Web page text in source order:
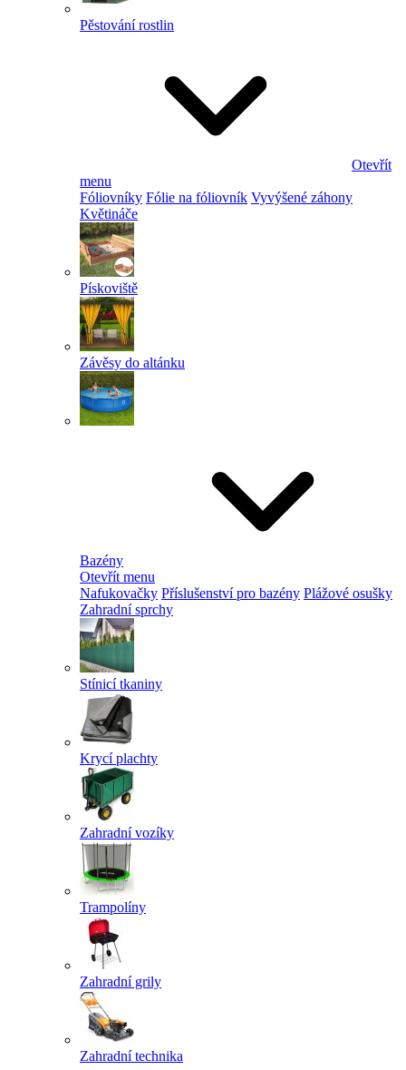
Pěstování rostlin
Otevřít
menu
Fóliovníky Fólie na fóliovník Vyvýšené záhony
Květináče
Pískoviště
Závěsy do altánku
Bazény
Otevřít menu
Nafukovačky Příslušenství pro bazény Plážové osušky
Zahradní sprchy
Stínicí tkaniny
Krycí plachty
Zahradní vozíky
Trampolíny
Zahradní grily
Zahradní technika